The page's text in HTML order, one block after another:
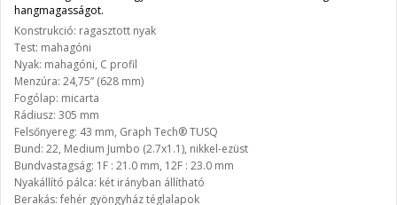
hangmagasságot.
Konstrukció: ragasztott nyak
Test: mahagóni
Nyak: mahagóni, C profil
Menzúra: 24,75” (628 mm)
Fogólap: micarta
Rádiusz: 305 mm
Felsőnyereg: 43 mm, Graph Tech® TUSQ
Bund: 22, Medium Jumbo (2.7x1.1), nikkel-ezüst
Bundvastagság: 1F : 21.0 mm, 12F : 23.0 mm
Nyakállító pálca: két irányban állítható
Berakás: fehér gyöngyház téglalapok